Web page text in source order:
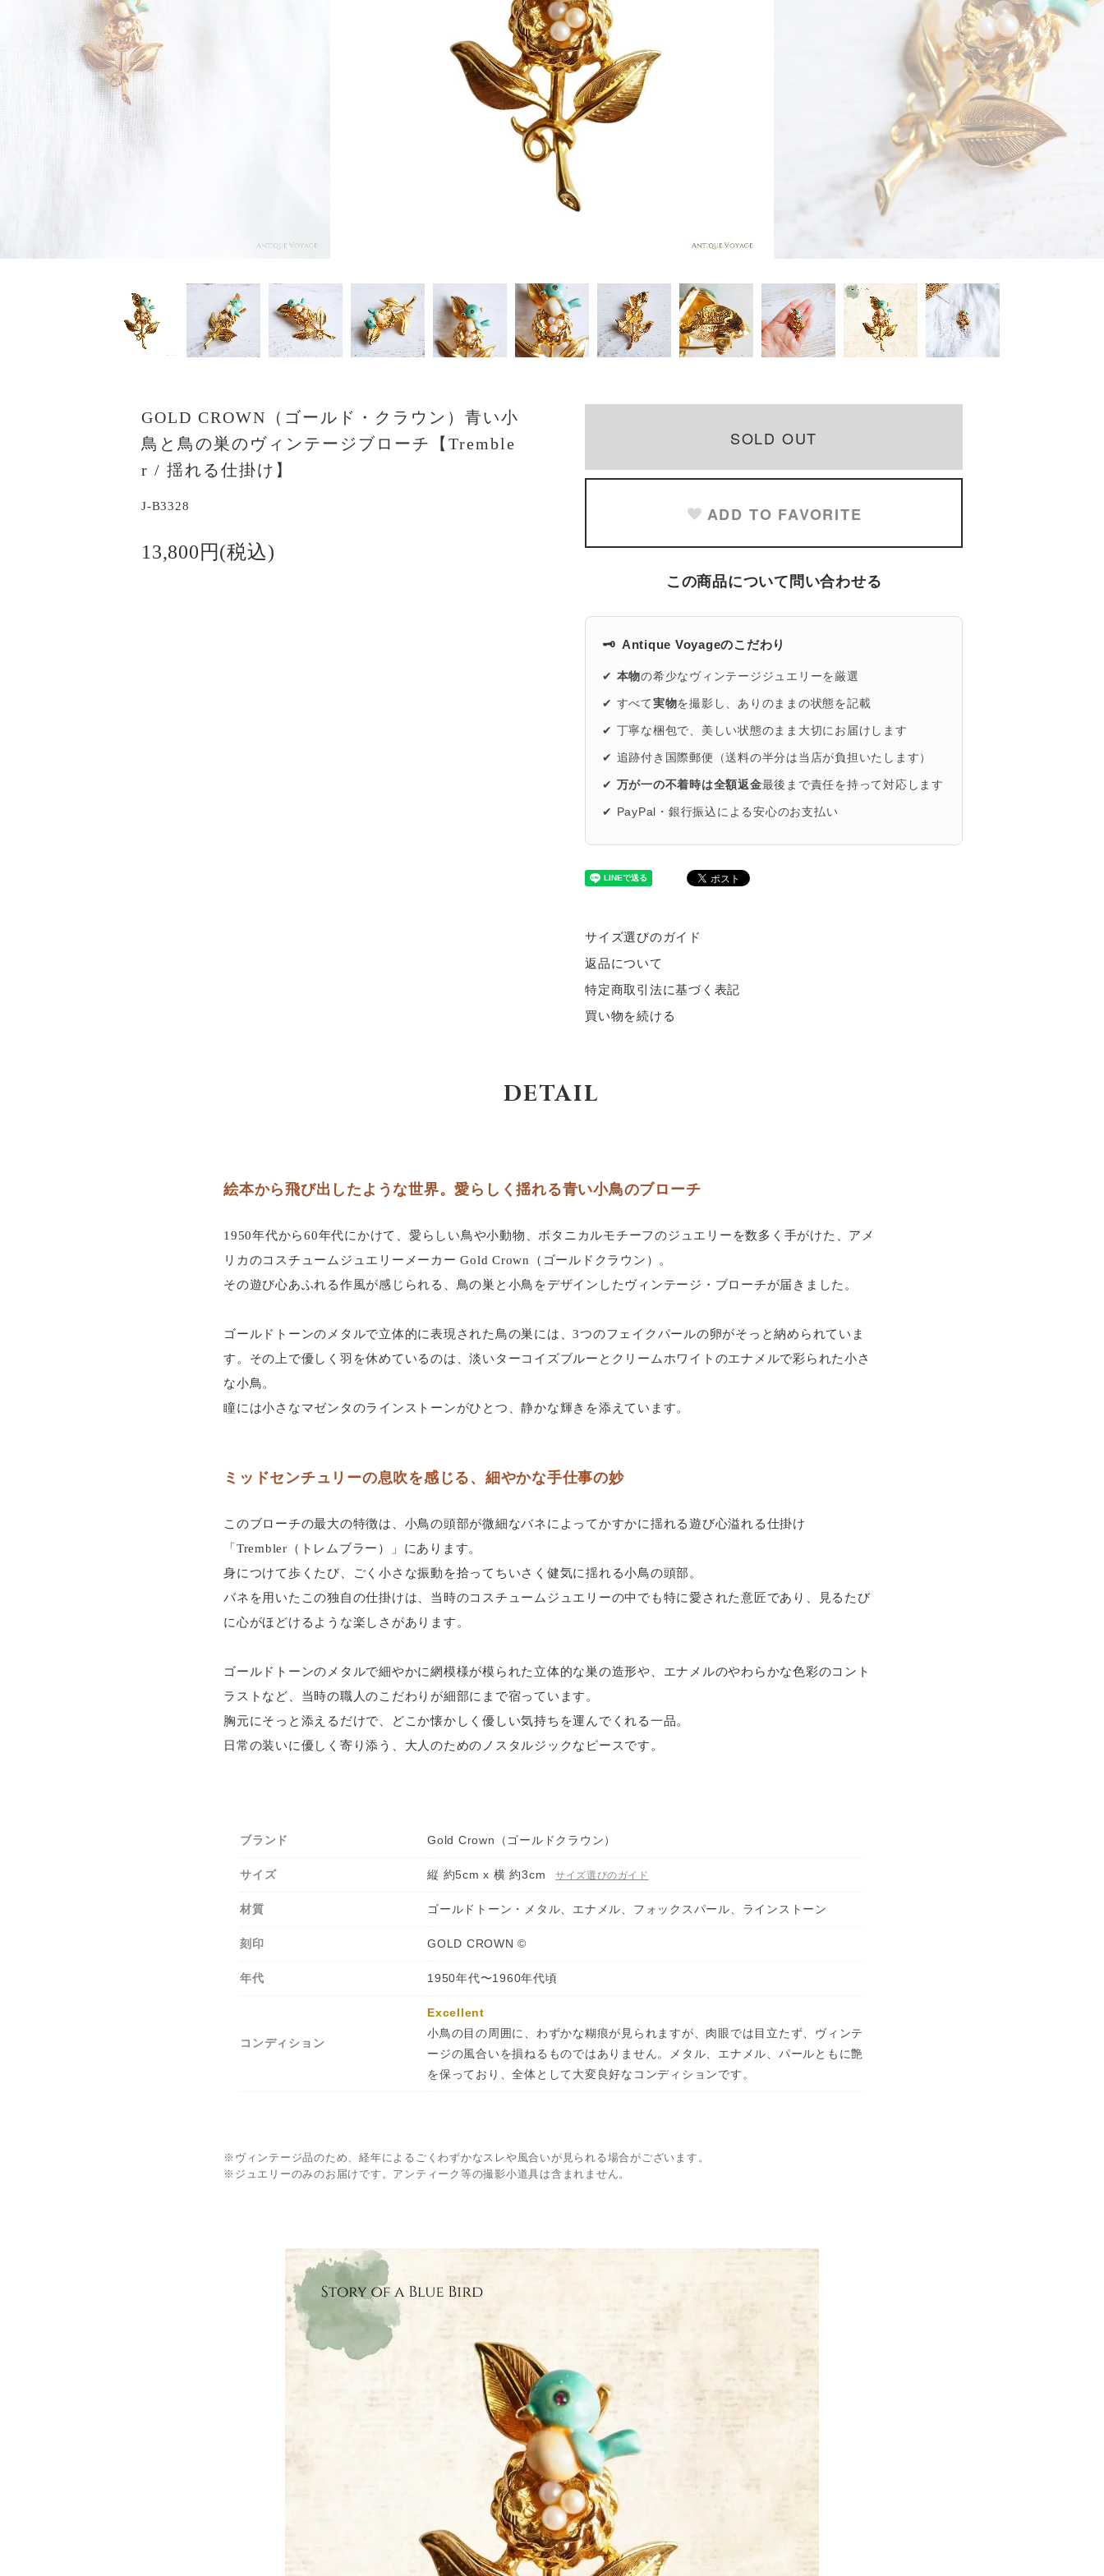
GOLD CROWN（ゴールド・クラウン）青い小
鳥と鳥の巣のヴィンテージブローチ【Tremble
r / 揺れる仕掛け】
J-B3328
13,800円(税込)
SOLD OUT
ADD TO FAVORITE
この商品について問い合わせる
🗝️ Antique Voyageのこだわり
✔ 本物の希少なヴィンテージジュエリーを厳選
✔ すべて 実物を撮影し、ありのままの状態を記載
✔ 丁寧な梱包で、美しい状態のまま大切にお届けします
✔ 追跡付き国際郵便（送料の半分は当店が負担いたします）
✔ 万が一の不着時は全額返金最後まで責任を持って対応します
✔ PayPal・銀行振込による安心のお支払い
サイズ選びのガイド
返品について
特定商取引法に基づく表記
買い物を続ける
DETAIL
絵本から飛び出したような世界。愛らしく揺れる青い小鳥のブローチ
1950年代から60年代にかけて、愛らしい鳥や小動物、ボタニカルモチーフのジュエリーを数多く手がけた、アメ
リカのコスチュームジュエリーメーカー Gold Crown（ゴールドクラウン）。
その遊び心あふれる作風が感じられる、鳥の巣と小鳥をデザインしたヴィンテージ・ブローチが届きました。
ゴールドトーンのメタルで立体的に表現された鳥の巣には、3つのフェイクパールの卵がそっと納められていま
す。その上で優しく羽を休めているのは、淡いターコイズブルーとクリームホワイトのエナメルで彩られた小さ
な小鳥。
瞳には小さなマゼンタのラインストーンがひとつ、静かな輝きを添えています。
ミッドセンチュリーの息吹を感じる、細やかな手仕事の妙
このブローチの最大の特徴は、小鳥の頭部が微細なバネによってかすかに揺れる遊び心溢れる仕掛け
「Trembler（トレムブラー）」にあります。
身につけて歩くたび、ごく小さな振動を拾ってちいさく健気に揺れる小鳥の頭部。
バネを用いたこの独自の仕掛けは、当時のコスチュームジュエリーの中でも特に愛された意匠であり、見るたび
に心がほどけるような楽しさがあります。
ゴールドトーンのメタルで細やかに網模様が模られた立体的な巣の造形や、エナメルのやわらかな色彩のコント
ラストなど、当時の職人のこだわりが細部にまで宿っています。
胸元にそっと添えるだけで、どこか懐かしく優しい気持ちを運んでくれる一品。
日常の装いに優しく寄り添う、大人のためのノスタルジックなピースです。
ブランド Gold Crown（ゴールドクラウン）
サイズ 縦 約5cm x 横 約3cm サイズ選びのガイド
材質 ゴールドトーン・メタル、エナメル、フォックスパール、ラインストーン
刻印 GOLD CROWN ©
年代 1950年代〜1960年代頃
コンディション
Excellent
小鳥の目の周囲に、わずかな糊痕が見られますが、肉眼では目立たず、ヴィンテ
ージの風合いを損ねるものではありません。メタル、エナメル、パールともに艶
を保っており、全体として大変良好なコンディションです。
※ヴィンテージ品のため、経年によるごくわずかなスレや風合いが見られる場合がございます。
※ジュエリーのみのお届けです。アンティーク等の撮影小道具は含まれません。